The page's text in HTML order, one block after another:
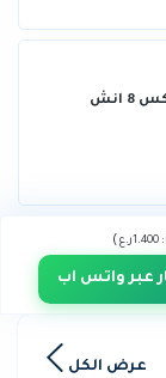
انش
1.400ر.ع )
عبر واتس اب
عرض الكل